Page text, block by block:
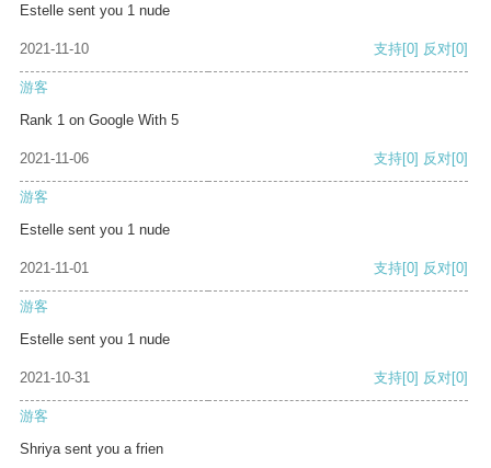
Estelle sent you 1 nude
2021-11-10 支持[0] 反对[0]
游客
Rank 1 on Google With 5
2021-11-06 支持[0] 反对[0]
游客
Estelle sent you 1 nude
2021-11-01 支持[0] 反对[0]
游客
Estelle sent you 1 nude
2021-10-31 支持[0] 反对[0]
游客
Shriya sent you a frien